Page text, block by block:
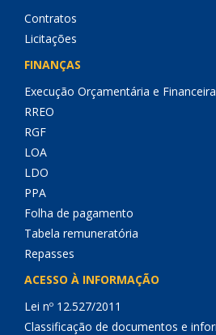
Contratos
Licitações
FINANÇAS
Execução Orçamentária e Financeira
RREO
RGF
LOA
LDO
PPA
Folha de pagamento
Tabela remuneratória
Repasses
ACESSO À INFORMAÇÃO
Lei nº 12.527/2011
Classificação de documentos e